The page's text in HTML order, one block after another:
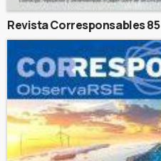
Revista Corresponsables 85